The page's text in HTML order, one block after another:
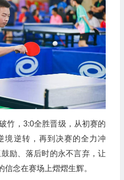
，3:0全胜晋级，从初赛的
境逆转，再到决赛的全力冲
励、落后时的永不言弃，让
信念在赛场上熠熠生辉。